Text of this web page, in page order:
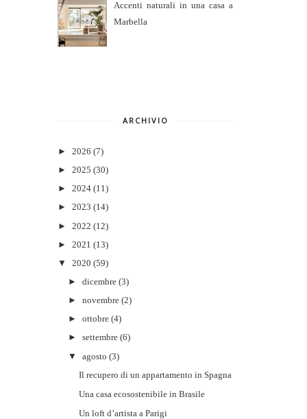
Accenti naturali in una casa a
Marbella
ARCHIVIO
► 2026 (7)
► 2025 (30)
► 2024 (11)
► 2023 (14)
► 2022 (12)
► 2021 (13)
▼
2020 (59)
►dicembre (3)
►novembre (2)
►ottobre (4)
►settembre (6)
▼
agosto (3)
Il recupero di un appartamento in Spagna
Una casa ecosostenibile in Brasile
Un loft d’artista a Parigi